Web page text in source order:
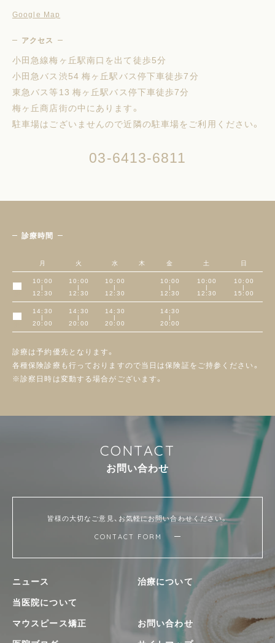
Google Map
アクセス
小田急線梅ヶ丘駅南口を出て徒歩5分
小田急バス渋54 梅ヶ丘駅バス停下車徒歩7分
東急バス等13 梅ヶ丘駅バス停下車徒歩7分
梅ヶ丘商店街の中にあります。
駐車場はございませんので近隣の駐車場をご利用ください。
03-6413-6811
診療時間
月 火 水 木 金 土 日
10:00
|
12:30
10:00
|
12:30
10:00
|
12:30
10:00
|
12:30
10:00
|
12:30
10:00
|
15:00
14:30
|
20:00
14:30
|
20:00
14:30
|
20:00
14:30
|
20:00
診療は予約優先となります。
各種保険診療も行っておりますので当日は保険証をご持参ください。
※診察日時は変動する場合がございます。
CONTACT
お問い合わせ
皆様の大切なご意見、お気軽にお問い合わせください。
CONTACT FORM
ニュース
当医院について
治療について
マウスピース矯正
お問い合わせ